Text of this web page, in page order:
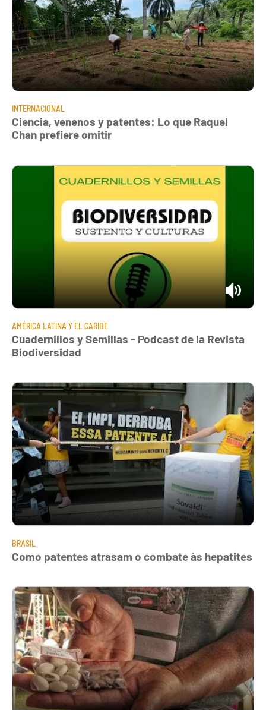
INTERNACIONAL
Ciencia, venenos y patentes: Lo que Raquel
Chan prefiere omitir
AMÉRICA LATINA Y EL CARIBE
Cuadernillos y Semillas - Podcast de la Revista
Biodiversidad
BRASIL
Como patentes atrasam o combate às hepatites